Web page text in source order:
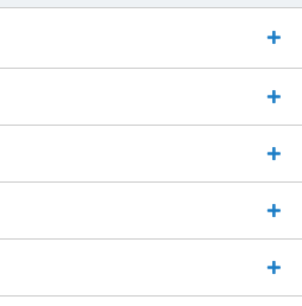
von Versand von So erreichen
Sie uns 0160
970 511 90